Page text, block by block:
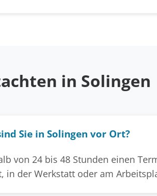
in Solingen
Sie in Solingen vor Ort?
von 24 bis 48 Stunden einen
in der Werkstatt oder am